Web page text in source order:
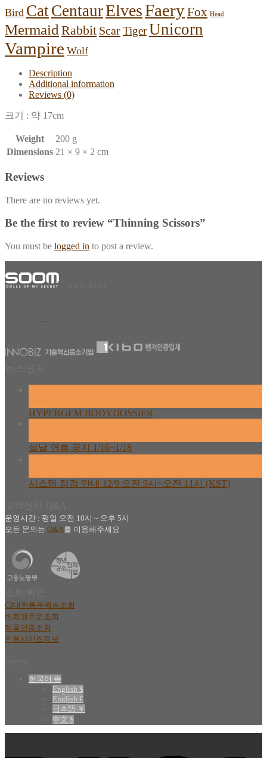
Bird CatCentaurElvesFaeryFox Head
Mermaid Rabbit ScarTigerUnicorn
Vampire Wolf
Description
Additional information
Reviews (0)
크기 : 약 17cm
Weight
200 g
Dimensions 21 × 9 × 2 cm
Reviews
There are no reviews yet.
Be the first to review “Thinning Scissors”
You must be logged in to post a review.
HYPERGEM BODYDOSSIER
설날 연휴 공지 1/16~1/18
시스템 점검 안내 12/9 오전 9시~오전 11시 (KST)
운영시간 : 평일 오전 10시 ~ 오후 5시
모든 문의는 Q&A를 이용해주세요
CJ대한통운배송조회
비회원주문조회
정품인증조회
인형사이즈정보
한국어 ￦
English $
English €
日本語 ￥
中文 $